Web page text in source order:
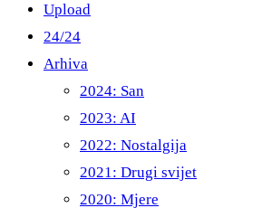
Upload
24/24
Arhiva
2024: San
2023: AI
2022: Nostalgija
2021: Drugi svijet
2020: Mjere